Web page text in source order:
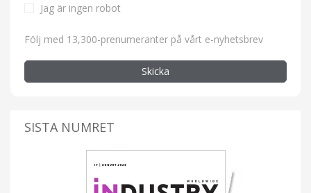
Jag är ingen robot
Följ med 13,300-prenumeranter på vårt e-nyhetsbrev
Skicka
SISTA NUMRET